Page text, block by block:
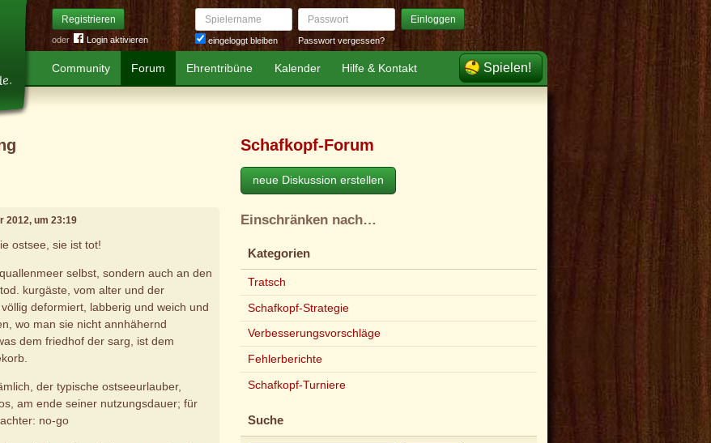
Registrieren
oder Login aktivieren
Spielername
eingeloggt bleiben
Passwort Einloggen
Passwort vergessen?
Community Forum Ehrentribüne Kalender Hilfe & Kontakt Spielen!
2012, um 23:19
ostsee, sie ist tot!
selbst, sondern auch an den
kurgäste, vom alter und der
deformiert, labberig und weich und
wo man sie nicht annhähernd
dem friedhof der sarg, ist dem
der typische ostseeurlauber,
am ende seiner nutzungsdauer; für
no-go
Schafkopf-Forum
neue Diskussion erstellen
Einschränken nach…
Kategorien
Tratsch
Schafkopf-Strategie
Verbesserungsvorschläge
Fehlerberichte
Schafkopf-Turniere
Suche